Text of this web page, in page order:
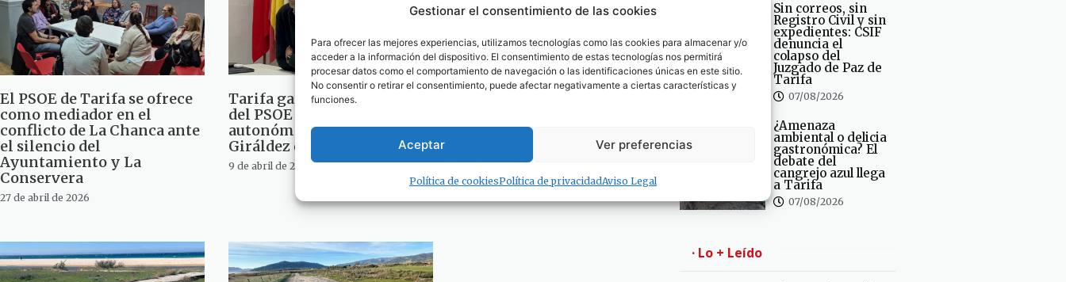
Gestionar el consentimiento de las cookies
Para ofrecer las mejores experiencias, utilizamos tecnologías como las cookies para almacenar y/o
acceder a la información del dispositivo. El consentimiento de estas tecnologías nos permitirá
procesar datos como el comportamiento de navegación o las identificaciones únicas en este sitio.
No consentir o retirar el consentimiento, puede afectar negativamente a ciertas características y
funciones.
Aceptar Ver preferencias
Política de cookiesPolítica de privacidadAviso Legal
El PSOE de Tarifa se ofrece
como mediador en el
conflicto de La Chanca ante
el silencio del
Ayuntamiento y La
Conservera
27 de abril de 2026
Tarifa gana peso en la lista
del PSOE de Cádiz para las
autonómicas con Ruiz
Giráldez en el quinto puesto
9 de abril de 2026
al alumnado tarifeño y a su
comunidad educativa
8 de abril de 2026
Sin correos, sin
Registro Civil y sin
expedientes: CSIF
denuncia el
colapso del
Juzgado de Paz de
Tarifa
07/08/2026
¿Amenaza
ambiental o delicia
gastronómica? El
debate del
cangrejo azul llega
a Tarifa
07/08/2026
· Lo + Leído